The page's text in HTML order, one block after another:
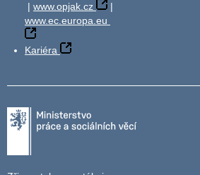
| www.opjak.cz
|
www.ec.europa.eu
Kariéra